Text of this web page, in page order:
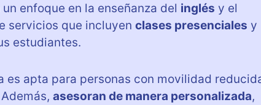
enfoque en la enseñanza del inglés y el
servicios que incluyen clases presenciales y
estudiantes.
es apta para personas con movilidad
asesoran de manera personalizada,